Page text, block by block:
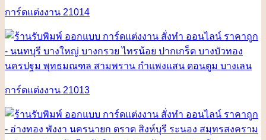
การ์ดแต่งงาน 21014
การ์ดแต่งงาน 21013